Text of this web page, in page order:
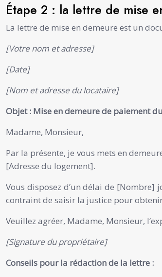
Étape 2 : la lettre de mise
La lettre de mise en demeure est un
[Votre nom et adresse]
[Date]
[Nom et adresse du locataire]
Objet : Mise en demeure de paiement
Madame, Monsieur,
Par la présente, je vous mets en
[Adresse du logement].
Vous disposez d’un délai de
contraint de saisir la justice pour
Veuillez agréer, Madame, Monsieur,
[Signature du propriétaire]
Conseils pour la rédaction de la lettre :